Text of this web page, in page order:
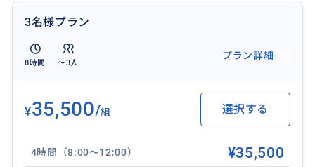
▼オアフ島1日制覇！人気観光スポット＆鉄板B級グル
メ▼
https://travel.buyma.com/service/a020101/ic010101
190726000341/
▼天国の海へ！カイルアタウン＆全米No.1ビーチ▼
190726000356/
3名様プラン
8時間 〜3人
プラン詳細
¥35,500/組 選択する
4時間（8:00〜12:00） ¥35,500